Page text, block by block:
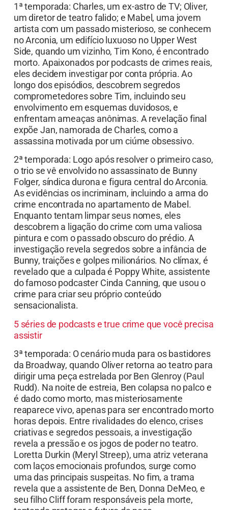
1ª temporada: Charles, um ex-astro de TV; Oliver,
um diretor de teatro falido; e Mabel, uma jovem
artista com um passado misterioso, se conhecem
no Arconia, um edifício luxuoso no Upper West
Side, quando um vizinho, Tim Kono, é encontrado
morto. Apaixonados por podcasts de crimes reais,
eles decidem investigar por conta própria. Ao
longo dos episódios, descobrem segredos
comprometedores sobre Tim, incluindo seu
envolvimento em esquemas duvidosos, e
enfrentam ameaças anônimas. A revelação final
expõe Jan, namorada de Charles, como a
assassina motivada por um ciúme obsessivo.
2ª temporada: Logo após resolver o primeiro caso,
o trio se vê envolvido no assassinato de Bunny
Folger, síndica durona e figura central do Arconia.
As evidências os incriminam, incluindo a arma do
crime encontrada no apartamento de Mabel.
Enquanto tentam limpar seus nomes, eles
descobrem a ligação do crime com uma valiosa
pintura e com o passado obscuro do prédio. A
investigação revela segredos sobre a infância de
Bunny, traições e golpes milionários. No clímax, é
revelado que a culpada é Poppy White, assistente
do famoso podcaster Cinda Canning, que usou o
crime para criar seu próprio conteúdo
sensacionalista.
5 séries de podcasts e true crime que você precisa
assistir
3ª temporada: O cenário muda para os bastidores
da Broadway, quando Oliver retorna ao teatro para
dirigir uma peça estrelada por Ben Glenroy (Paul
Rudd). Na noite de estreia, Ben colapsa no palco e
é dado como morto, mas misteriosamente
reaparece vivo, apenas para ser encontrado morto
horas depois. Entre rivalidades do elenco, crises
criativas e segredos pessoais, a investigação
revela a pressão e os jogos de poder no teatro.
Loretta Durkin (Meryl Streep), uma atriz veterana
com laços emocionais profundos, surge como
uma das principais suspeitas. No fim, a trama
revela que a assistente de Ben, Donna DeMeo, e
seu filho Cliff foram responsáveis pela morte,